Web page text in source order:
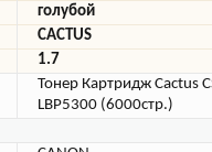
голубой
CACTUS
1.7
Тонер Картридж Cactus
LBP5300 (6000стр.)